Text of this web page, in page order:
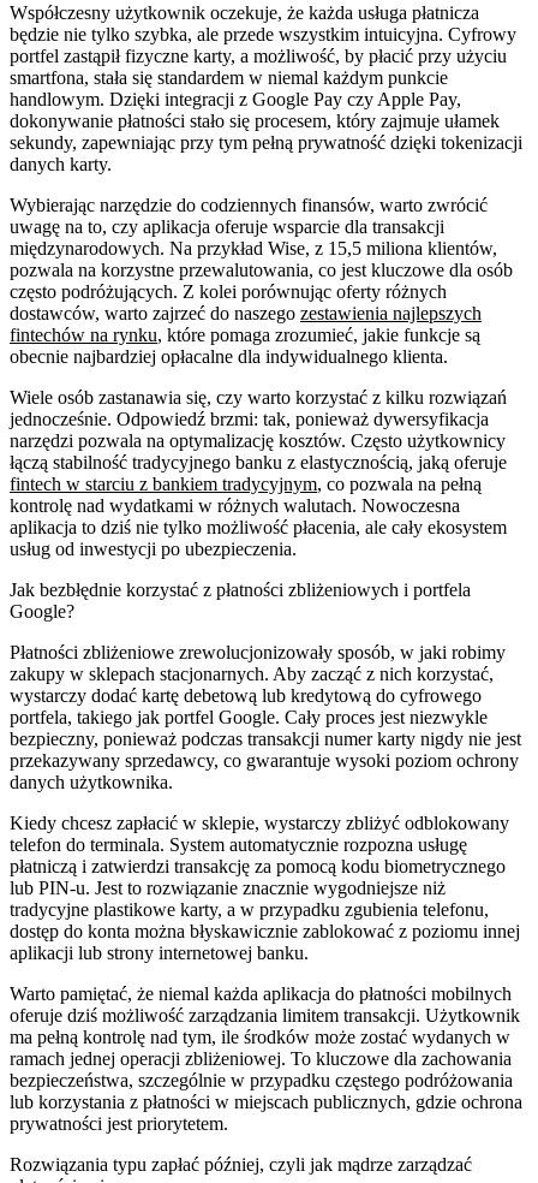
Współczesny użytkownik oczekuje, że każda usługa płatnicza
będzie nie tylko szybka, ale przede wszystkim intuicyjna. Cyfrowy
portfel zastąpił fizyczne karty, a możliwość, by płacić przy użyciu
smartfona, stała się standardem w niemal każdym punkcie
handlowym. Dzięki integracji z Google Pay czy Apple Pay,
dokonywanie płatności stało się procesem, który zajmuje ułamek
sekundy, zapewniając przy tym pełną prywatność dzięki tokenizacji
danych karty.
Wybierając narzędzie do codziennych finansów, warto zwrócić
uwagę na to, czy aplikacja oferuje wsparcie dla transakcji
międzynarodowych. Na przykład Wise, z 15,5 miliona klientów,
pozwala na korzystne przewalutowania, co jest kluczowe dla osób
często podróżujących. Z kolei porównując oferty różnych
dostawców, warto zajrzeć do naszego zestawienia najlepszych
fintechów na rynku, które pomaga zrozumieć, jakie funkcje są
obecnie najbardziej opłacalne dla indywidualnego klienta.
Wiele osób zastanawia się, czy warto korzystać z kilku rozwiązań
jednocześnie. Odpowiedź brzmi: tak, ponieważ dywersyfikacja
narzędzi pozwala na optymalizację kosztów. Często użytkownicy
łączą stabilność tradycyjnego banku z elastycznością, jaką oferuje
fintech w starciu z bankiem tradycyjnym, co pozwala na pełną
kontrolę nad wydatkami w różnych walutach. Nowoczesna
aplikacja to dziś nie tylko możliwość płacenia, ale cały ekosystem
usług od inwestycji po ubezpieczenia.
Jak bezbłędnie korzystać z płatności zbliżeniowych i portfela
Google?
Płatności zbliżeniowe zrewolucjonizowały sposób, w jaki robimy
zakupy w sklepach stacjonarnych. Aby zacząć z nich korzystać,
wystarczy dodać kartę debetową lub kredytową do cyfrowego
portfela, takiego jak portfel Google. Cały proces jest niezwykle
bezpieczny, ponieważ podczas transakcji numer karty nigdy nie jest
przekazywany sprzedawcy, co gwarantuje wysoki poziom ochrony
danych użytkownika.
Kiedy chcesz zapłacić w sklepie, wystarczy zbliżyć odblokowany
telefon do terminala. System automatycznie rozpozna usługę
płatniczą i zatwierdzi transakcję za pomocą kodu biometrycznego
lub PIN-u. Jest to rozwiązanie znacznie wygodniejsze niż
tradycyjne plastikowe karty, a w przypadku zgubienia telefonu,
dostęp do konta można błyskawicznie zablokować z poziomu innej
aplikacji lub strony internetowej banku.
Warto pamiętać, że niemal każda aplikacja do płatności mobilnych
oferuje dziś możliwość zarządzania limitem transakcji. Użytkownik
ma pełną kontrolę nad tym, ile środków może zostać wydanych w
ramach jednej operacji zbliżeniowej. To kluczowe dla zachowania
bezpieczeństwa, szczególnie w przypadku częstego podróżowania
lub korzystania z płatności w miejscach publicznych, gdzie ochrona
prywatności jest priorytetem.
Rozwiązania typu zapłać później, czyli jak mądrze zarządzać